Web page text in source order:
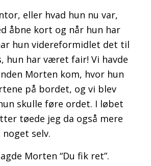
eller hvad hun nu var,
åbne kort og når hun har
hun videreformidlet det til
hun har været fair! Vi havde
Morten kom, hvor hun
på bordet, og vi blev
skulle føre ordet. I løbet
tøede jeg da også mere
selv.
Morten “Du fik ret”.